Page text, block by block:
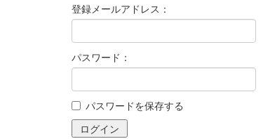
登録メールアドレス：
パスワード：
パスワードを保存する